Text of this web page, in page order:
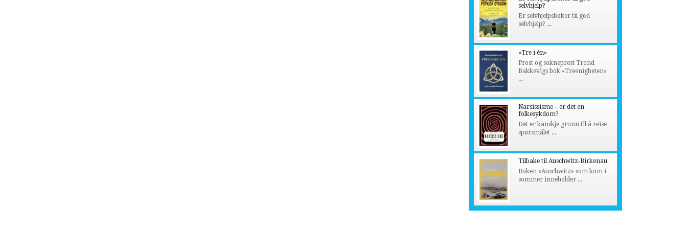
selvhjelp?
Er selvhjelpsbøker til god
selvhjelp? ...
«Tre i én»
Prost og sokneprest Trond
Bakkevigs bok «Treenigheten»
...
Narsissisme – er det en
folkesykdom?
Det er kanskje grunn til å reise
spørsmålet ...
Tilbake til Auschwitz-Birkenau
Boken «Auschwitz» som kom i
sommer inneholder ...